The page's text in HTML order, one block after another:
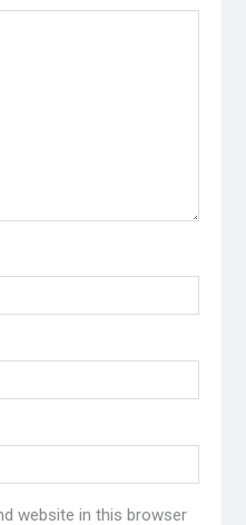
website in this browser